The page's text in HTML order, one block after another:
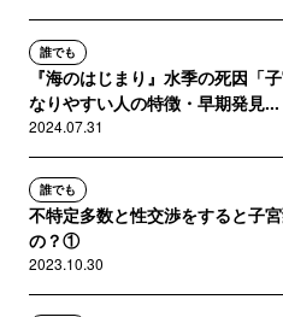
誰でも
『海のはじまり』水季の死因「
なりやすい人の特徴・早期発見...
2024.07.31
誰でも
不特定多数と性交渉をすると子
の？①
2023.10.30